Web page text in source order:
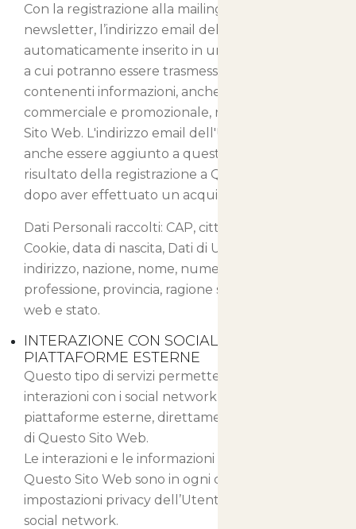
Con la registrazione alla mailing list o alla
newsletter, l’indirizzo email dell’Utente viene
automaticamente inserito in una lista di contatti
a cui potranno essere trasmessi messaggi email
contenenti informazioni, anche di natura
commerciale e promozionale, relative a Questo
Sito Web. L'indirizzo email dell'Utente potrebbe
anche essere aggiunto a questa lista come
risultato della registrazione a Questo Sito Web o
dopo aver effettuato un acquisto.
Dati Personali raccolti: CAP, città, cognome,
Cookie, data di nascita, Dati di Utilizzo, email,
indirizzo, nazione, nome, numero di telefono,
professione, provincia, ragione sociale, sesso, sito
web e stato.
INTERAZIONE CON SOCIAL NETWORK E
PIATTAFORME ESTERNE
Questo tipo di servizi permette di effettuare
interazioni con i social network, o con altre
piattaforme esterne, direttamente dalle pagine
di Questo Sito Web.
Le interazioni e le informazioni acquisite da
Questo Sito Web sono in ogni caso soggette alle
impostazioni privacy dell’Utente relative ad ogni
social network.